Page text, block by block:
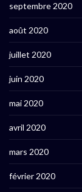
septembre 2020
août 2020
juillet 2020
juin 2020
mai 2020
avril 2020
mars 2020
février 2020